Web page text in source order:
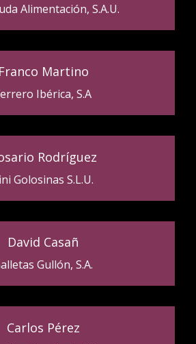
Alimentación, S.A.U.
Franco Martino
Ibérica, S.A
Rodríguez
Golosinas S.L.U.
David Casañ
Gullón, S.A.
Carlos Pérez